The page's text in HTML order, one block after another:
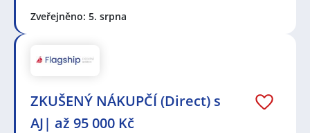
Zveřejněno: 5. srpna
ZKUŠENÝ NÁKUPČÍ (Direct) s
AJ| až 95 000 Kč